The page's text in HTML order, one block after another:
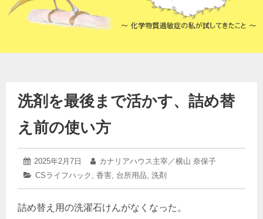
洗剤を最後まで活かす、詰め替
え前の使い方
投
稿
2025年2月7日
2025
年
3
月
日
投
稿
カナリアハウス主宰／横山 奈保子
カ
リ
CSライフハック , 香害, 台所用品, 洗剤
詰め替え用の洗濯石けんがなくなった。